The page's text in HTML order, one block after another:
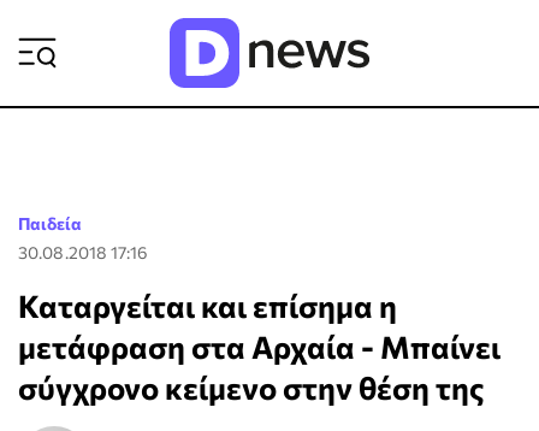
Παιδεία
30.08.2018 17:16
Καταργείται και επίσημα η
μετάφραση στα Αρχαία - Μπαίνει
σύγχρονο κείμενο στην θέση της